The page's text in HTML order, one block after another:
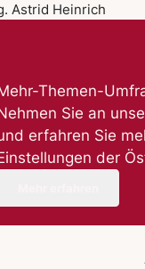
Astrid Heinrich
Themen-
Sie an
erfahren Sie
der